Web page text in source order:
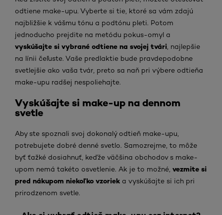
odtiene make-upu. Vyberte si tie, ktoré sa vám zdajú
najbližšie k vášmu tónu a podtónu pleti. Potom
jednoducho prejdite na metódu pokus-omyl a
vyskúšajte si vybrané odtiene na svojej tvári , najlepšie
na línii čeľuste. Vaše predlaktie bude pravdepodobne
svetlejšie ako vaša tvár, preto sa naň pri výbere odtieňa
make-upu radšej nespoliehajte.
Vyskúšajte si make-up na dennom
svetle
Aby ste spoznali svoj dokonalý odtieň make-upu,
potrebujete dobré denné svetlo. Samozrejme, to môže
byť ťažké dosiahnuť, keďže väčšina obchodov s make-
upom nemá takéto osvetlenie. Ak je to možné, vezmite si
pred nákupom niekoľko vzoriek a vyskúšajte si ich pri
prirodzenom svetle.